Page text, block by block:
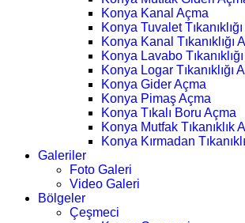
Konya Kanal Açma
Konya Tuvalet
Konya Kanal Tıkanıklığı
Konya Lavabo
Konya Logar Tıkanıklığı
Konya Gider Açma
Konya Pimaş Açma
Konya Tıkalı Boru Açma
Konya Mutfak Tıkanıklık
Konya Kırmadan
Galeriler
Foto Galeri
Video Galeri
Bölgeler
Çeşmeci